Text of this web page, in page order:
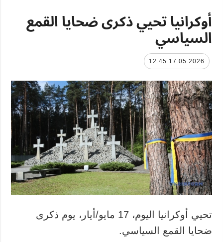
أوكرانيا تحيي ذكرى ضحايا القمع
السياسي
17.05.2026 12:45
تحيي أوكرانيا اليوم، 17 مايو/أيار، يوم ذكرى
ضحايا القمع السياسي.